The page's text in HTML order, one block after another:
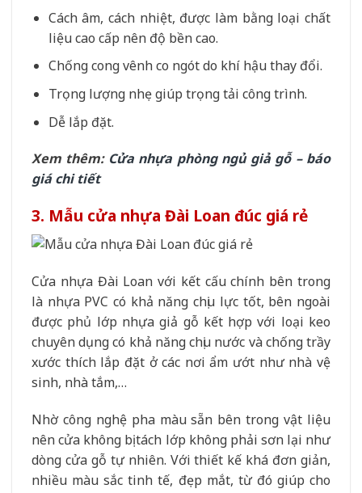
Cách âm, cách nhiệt, được làm bằng loại chất
liệu cao cấp nên độ bền cao.
Chống cong vênh co ngót do khí hậu thay đổi.
Trọng lượng nhẹ giúp trọng tải công trình.
Dễ lắp đặt.
Xem thêm: Cửa nhựa phòng ngủ giả gỗ – báo
giá chi tiết
3. Mẫu cửa nhựa Đài Loan đúc giá rẻ
Cửa nhựa Đài Loan với kết cấu chính bên trong
là nhựa PVC có khả năng chịu lực tốt, bên ngoài
được phủ lớp nhựa giả gỗ kết hợp với loại keo
chuyên dụng có khả năng chịu nước và chống trầy
xước thích lắp đặt ở các nơi ẩm ướt như nhà vệ
sinh, nhà tắm,…
Nhờ công nghệ pha màu sẵn bên trong vật liệu
nên cửa không bị tách lớp không phải sơn lại như
dòng cửa gỗ tự nhiên. Với thiết kế khá đơn giản,
nhiều màu sắc tinh tế, đẹp mắt, từ đó giúp cho